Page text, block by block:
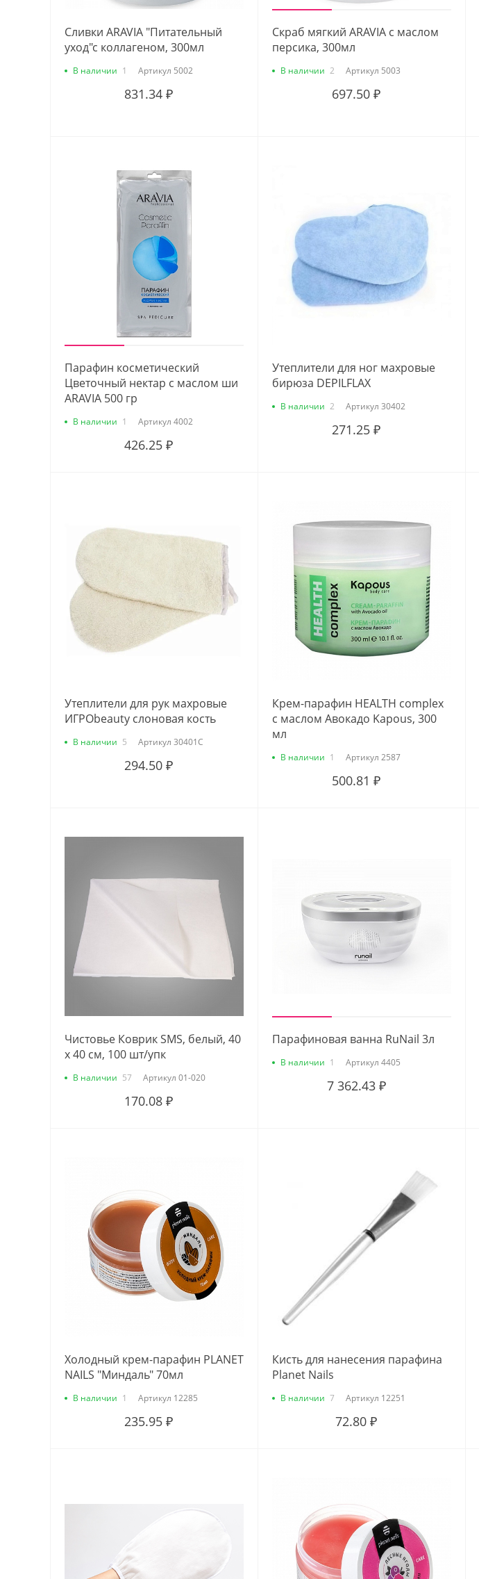
Сливки ARAVIA "Питательный
уход"с коллагеном, 300мл
В наличии 1 Артикул 5002
831.34 ₽
Скраб мягкий ARAVIA с маслом
персика, 300мл
В наличии 2 Артикул 5003
697.50 ₽
Парафин косметический
Цветочный нектар с маслом ши
ARAVIA 500 гр
В наличии 1 Артикул 4002
426.25 ₽
Утеплители для ног махровые
бирюза DEPILFLAX
В наличии 2 Артикул 30402
271.25 ₽
Утеплители для рук махровые
ИГРОbeauty слоновая кость
В наличии 5 Артикул 30401С
294.50 ₽
Крем-парафин HEALTH complex
с маслом Авокадо Kapous, 300
мл
В наличии 1 Артикул 2587
500.81 ₽
Чистовье Коврик SMS, белый, 40
х 40 см, 100 шт/упк
В наличии 57 Артикул 01-020
170.08 ₽
Парафиновая ванна RuNail 3л
В наличии 1 Артикул 4405
7 362.43 ₽
Холодный крем-парафин PLANET
NAILS "Миндаль" 70мл
В наличии 1 Артикул 12285
235.95 ₽
Кисть для нанесения парафина
Planet Nails
В наличии 7 Артикул 12251
72.80 ₽